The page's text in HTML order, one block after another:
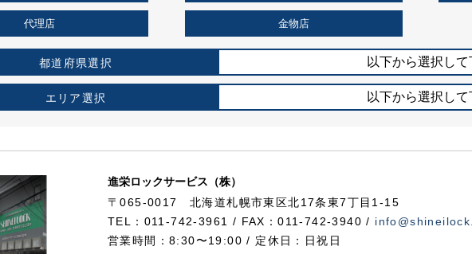
代理店 金物店
都道府県選択 以下から選択し
エリア選択 以下から選択し
進栄ロックサービス（株）
〒065-0017 北海道札幌市東区北17条東7丁目1-15
TEL：011-742-3961 / FAX：011-742-3940 /
営業時間：8:30〜19:00 / 定休日：日祝日